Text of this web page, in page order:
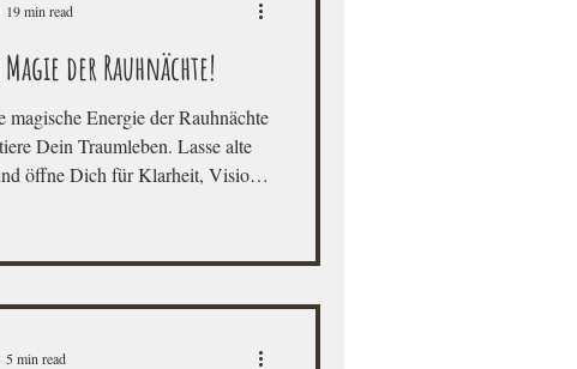
der Rauhnächte!
magische Energie der Rauhnächte
Dein Traumleben. Lasse alte
öffne Dich für Klarheit, Vision
19 min read
5 min read